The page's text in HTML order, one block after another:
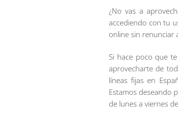
¿No vas a
accediendo con tu
online sin renunciar
Si hace poco que
aprovecharte de
líneas fijas en
Estamos deseando
de lunes a viernes